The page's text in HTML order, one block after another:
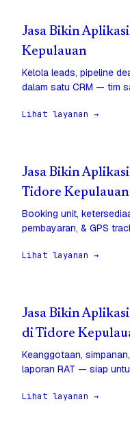
Jasa Bikin
Kepulauan
Kelola leads, pipeline
dalam satu CRM — tim
Lihat layanan →
Jasa Bikin
Tidore Kepulauan
Booking unit,
pembayaran, & GPS
Lihat layanan →
Jasa Bikin
di Tidore
Keanggotaan,
laporan RAT — siap
Lihat layanan →